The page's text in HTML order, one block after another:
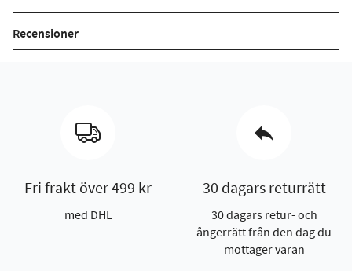
Recensioner
Fri frakt över 499 kr
med DHL
30 dagars returrätt
30 dagars retur- och
ångerrätt från den dag du
mottager varan